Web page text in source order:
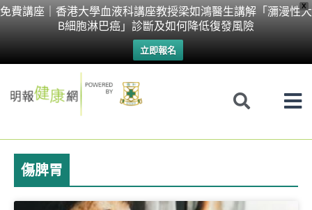
X
免費講座｜香港大學血液科講座教授梁如鴻醫生講解「瀰漫性大
B細胞淋巴癌」診斷及如何降低復發風險
立即報名
Skip
傷脾胃